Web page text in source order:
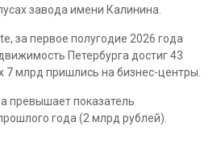
завода имени Калинина.
за первое полугодие 2026 года
Петербурга достиг 43
7 млрд пришлись на бизнес-центры.
превышает показатель
года (2 млрд рублей).